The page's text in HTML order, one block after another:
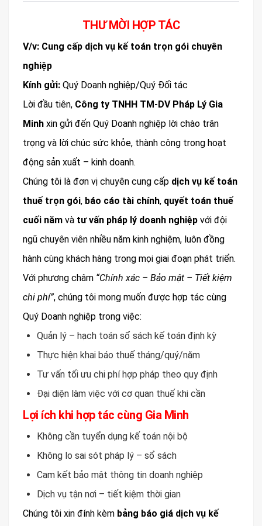
THƯ MỜI HỢP TÁC
V/v: Cung cấp dịch vụ kế toán trọn gói chuyên
nghiệp
Kính gửi: Quý Doanh nghiệp/Quý Đối tác
Lời đầu tiên, Công ty TNHH TM-DV Pháp Lý Gia
Minh xin gửi đến Quý Doanh nghiệp lời chào trân
trọng và lời chúc sức khỏe, thành công trong hoạt
động sản xuất – kinh doanh.
Chúng tôi là đơn vị chuyên cung cấp dịch vụ kế toán
thuế trọn gói, báo cáo tài chính, quyết toán thuế
cuối năm và tư vấn pháp lý doanh nghiệp với đội
ngũ chuyên viên nhiều năm kinh nghiệm, luôn đồng
hành cùng khách hàng trong mọi giai đoạn phát triển.
Với phương châm “Chính xác – Bảo mật – Tiết kiệm
chi phí”, chúng tôi mong muốn được hợp tác cùng
Quý Doanh nghiệp trong việc:
Quản lý – hạch toán sổ sách kế toán định kỳ
Thực hiện khai báo thuế tháng/quý/năm
Tư vấn tối ưu chi phí hợp pháp theo quy định
Đại diện làm việc với cơ quan thuế khi cần
Lợi ích khi hợp tác cùng Gia Minh
Không cần tuyển dụng kế toán nội bộ
Không lo sai sót pháp lý – sổ sách
Cam kết bảo mật thông tin doanh nghiệp
Dịch vụ tận nơi – tiết kiệm thời gian
Chúng tôi xin đính kèm bảng báo giá dịch vụ kế